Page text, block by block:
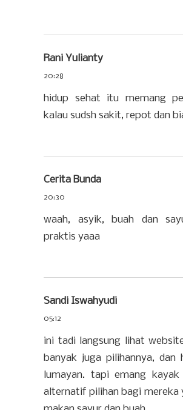
Rani Yulianty
20:28
hidup sehat itu memang
kalau sudsh sakit, repot dan
Cerita Bunda
20:30
waah, asyik, buah dan
praktis yaaa
Sandi Iswahyudi
05:12
ini tadi langsung lihat
banyak juga pilihannya, dan
lumayan. tapi emang
alternatif pilihan bagi mereka